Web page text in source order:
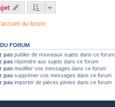
du forum
FORUM
pas publier de nouveaux sujets dans ce forum
pas répondre aux sujets dans ce forum
pas modifier vos messages dans ce forum
pas supprimer vos messages dans ce forum
pas importer de pièces jointes dans ce forum